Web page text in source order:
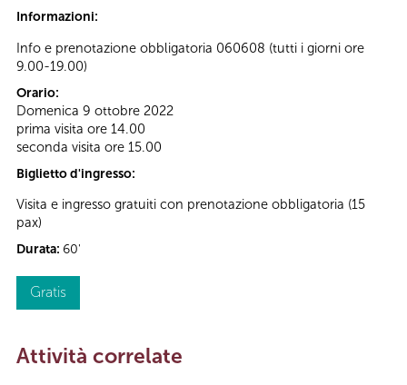
Informazioni:
Info e prenotazione obbligatoria 060608 (tutti i giorni ore
9.00-19.00)
Orario:
Domenica 9 ottobre 2022
prima visita ore 14.00
seconda visita ore 15.00
Biglietto d'ingresso:
Visita e ingresso gratuiti con prenotazione obbligatoria (15
pax)
Durata: 60'
Gratis
Attività correlate